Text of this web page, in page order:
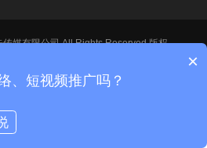
媒有限公司 All Rights Reserved 版权
×
、短视频推广吗？